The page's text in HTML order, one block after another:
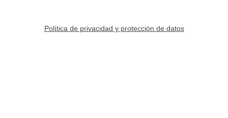
Política de privacidad y protección de datos